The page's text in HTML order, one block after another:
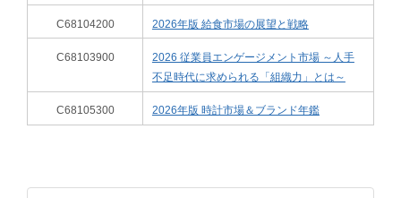
C68104200 2026年版 給食市場の展望と戦略
C68103900
2026 従業員エンゲージメント市場 ～人手
不足時代に求められる「組織力」とは～
C68105300 2026年版 時計市場＆ブランド年鑑